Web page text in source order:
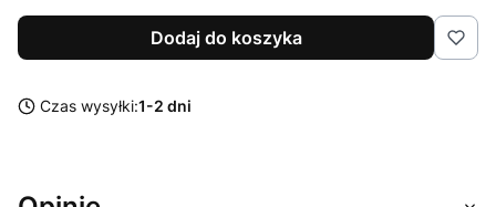
Dodaj do koszyka
Czas wysyłki:1-2 dni